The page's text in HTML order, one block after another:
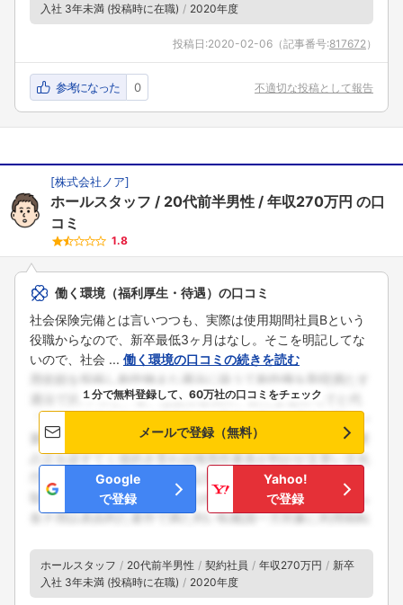
入社 3年未満 (投稿時に在職)
2020年度
投稿日:2020-02-06 （記事番号:817672 ）
参考になった 0 不適切な投稿として報告
[株式会社ノア]
ホールスタッフ 20代前半男性 年収270万円 の口
コミ
1.8
働く環境（福利厚生・待遇）の口コミ
社会保険完備とは言いつつも、実際は使用期間社員Bという
役職からなので、新卒最低3ヶ月はなし。そこを明記してな
いので、社会 ... 働く環境の口コミの続きを読む
１分で無料登録して、60万社の口コミをチェック
メールで登録（無料）
Google
で登録
Yahoo!
で登録
ホールスタッフ 20代前半男性 契約社員 年収270万円
新卒
入社 3年未満 (投稿時に在職)
2020年度